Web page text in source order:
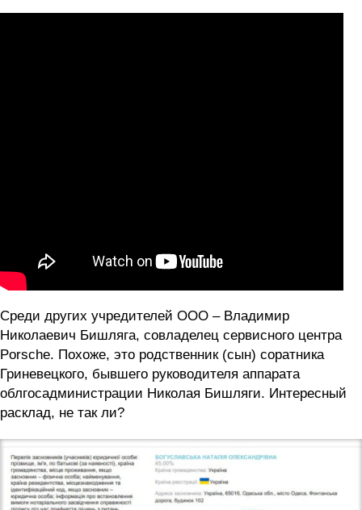
Среди других учредителей ООО – Владимир
Николаевич Бишляга, совладелец сервисного центра
Porsсhe. Похоже, это родственник (сын) соратника
Гриневецкого, бывшего руководителя аппарата
облгосадминистрации Николая Бишляги. Интересный
расклад, не так ли?